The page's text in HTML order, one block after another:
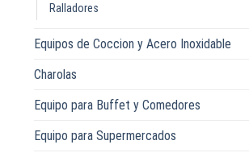
Ralladores
Equipos de Coccion y Acero Inoxidable
Charolas
Equipo para Buffet y Comedores
Equipo para Supermercados